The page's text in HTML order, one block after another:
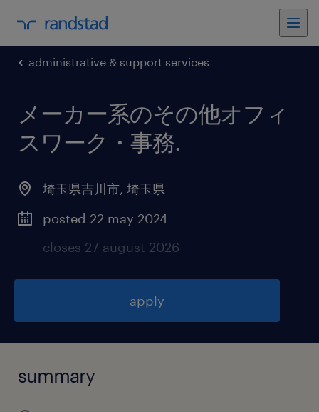
administrative & support services
メーカー系のその他オフィ
スワーク・事務.
埼玉県吉川市, 埼玉県
posted 22 may 2024
closes 27 august 2026
apply
summary